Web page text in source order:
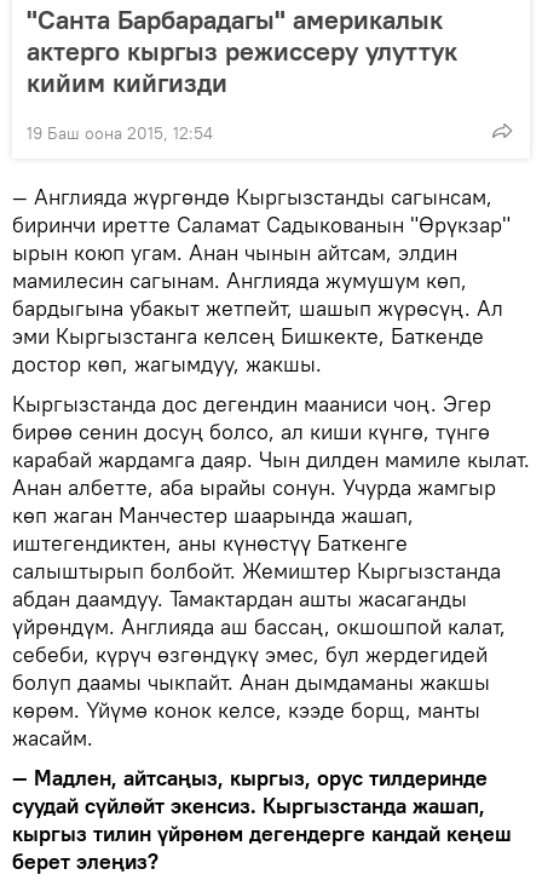
"Санта Барбарадагы" америкалык
актерго кыргыз режиссеру улуттук
кийим кийгизди
19 Баш оона 2015, 12:54
— Англияда жүргөндө Кыргызстанды сагынсам,
биринчи иретте Саламат Садыкованын "Өрүкзар"
ырын коюп угам. Анан чынын айтсам, элдин
мамилесин сагынам. Англияда жумушум көп,
бардыгына убакыт жетпейт, шашып жүрөсүң. Ал
эми Кыргызстанга келсең Бишкекте, Баткенде
достор көп, жагымдуу, жакшы.
Кыргызстанда дос дегендин мааниси чоң. Эгер
бирөө сенин досуң болсо, ал киши күнгө, түнгө
карабай жардамга даяр. Чын дилден мамиле кылат.
Анан албетте, аба ырайы сонун. Учурда жамгыр
көп жаган Манчестер шаарында жашап,
иштегендиктен, аны күнөстүү Баткенге
салыштырып болбойт. Жемиштер Кыргызстанда
абдан даамдуу. Тамактардан ашты жасаганды
үйрөндүм. Англияда аш бассаң, окшошпой калат,
себеби, күрүч өзгөндүкү эмес, бул жердегидей
болуп даамы чыкпайт. Анан дымдаманы жакшы
көрөм. Үйүмө конок келсе, кээде борщ, манты
жасайм.
— Мадлен, айтсаңыз, кыргыз, орус тилдеринде
суудай сүйлөйт экенсиз. Кыргызстанда жашап,
кыргыз тилин үйрөнөм дегендерге кандай кеңеш
берет элеңиз?